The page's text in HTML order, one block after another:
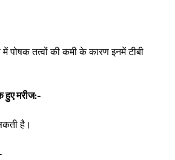
पोषक तत्वों की कमी के कारण इनमें टीबी
हुए मरीज:-
है।